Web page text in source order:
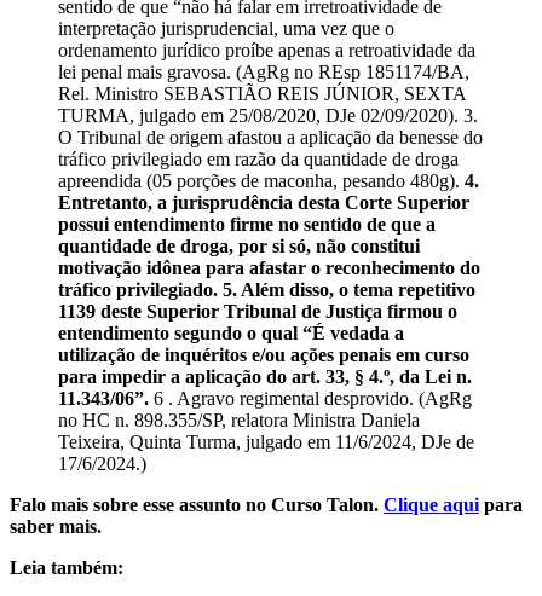
sentido de que “não há falar em irretroatividade de
interpretação jurisprudencial, uma vez que o
ordenamento jurídico proíbe apenas a retroatividade da
lei penal mais gravosa. (AgRg no REsp 1851174/BA,
Rel. Ministro SEBASTIÃO REIS JÚNIOR, SEXTA
TURMA, julgado em 25/08/2020, DJe 02/09/2020). 3.
O Tribunal de origem afastou a aplicação da benesse do
tráfico privilegiado em razão da quantidade de droga
apreendida (05 porções de maconha, pesando 480g). 4.
Entretanto, a jurisprudência desta Corte Superior
possui entendimento firme no sentido de que a
quantidade de droga, por si só, não constitui
motivação idônea para afastar o reconhecimento do
tráfico privilegiado. 5. Além disso, o tema repetitivo
1139 deste Superior Tribunal de Justiça firmou o
entendimento segundo o qual “É vedada a
utilização de inquéritos e/ou ações penais em curso
para impedir a aplicação do art. 33, § 4.º, da Lei n.
11.343/06”. 6 . Agravo regimental desprovido. (AgRg
no HC n. 898.355/SP, relatora Ministra Daniela
Teixeira, Quinta Turma, julgado em 11/6/2024, DJe de
17/6/2024.)
Falo mais sobre esse assunto no Curso Talon. Clique aqui para
saber mais.
Leia também: